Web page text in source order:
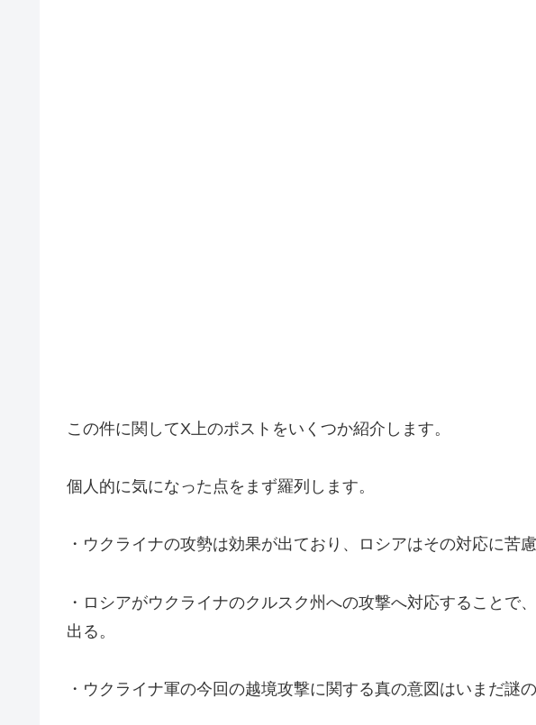
この件に関してX上のポストをいくつか紹介します。
個人的に気になった点をまず羅列します。
・ウクライナの攻勢は効果が出ており、ロシアはその対応に苦慮
・ロシアがウクライナのクルスク州への攻撃へ対応することで
出る。
・ウクライナ軍の今回の越境攻撃に関する真の意図はいまだ謎の